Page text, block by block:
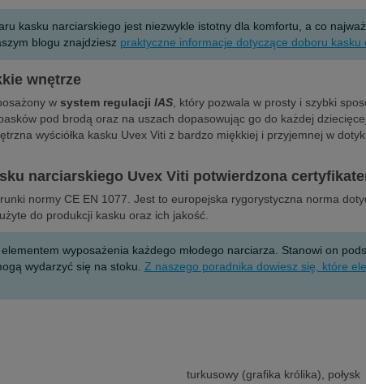
kasku narciarskiego jest niezwykle istotny dla komfortu, a co
blogu znajdziesz praktyczne informacje dotyczące doboru
wnętrze
w system regulacji IAS , który pozwala w prosty i szybki
pod brodą oraz na uszach dopasowując go do każdej
wyściółka kasku Uvex Viti z bardzo miękkiej i przyjemnej w
narciarskiego Uvex Viti potwierdzona
normy CE EN 1077. Jest to europejska rygorystyczna norma
do produkcji kasku oraz ich jakość.
wyposażenia każdego młodego narciarza. Stanowi on
wydarzyć się na stoku. Z naszego poradnika dowiesz się, które
turkusowy (grafika królika), połysk